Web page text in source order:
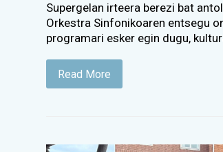
Supergelan irteera berezi bat
Orkestra Sinfonikoaren entsegu
programari esker egin dugu,
Read More